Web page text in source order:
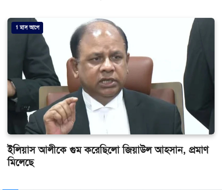
1 মাস আগে
ইলিয়াস আলীকে গুম করেছিলো জিয়াউল আহসান, প্রমাণ
মিলেছে